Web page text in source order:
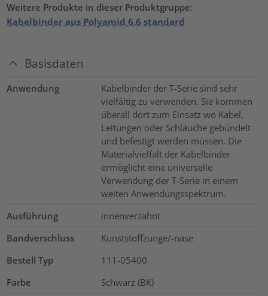
Weitere Produkte in dieser Produktgruppe:
Kabelbinder aus Polyamid 6.6 standard
Basisdaten
Anwendung
Kabelbinder der T-Serie sind sehr
vielfältig zu verwenden. Sie kommen
überall dort zum Einsatz wo Kabel,
Leitungen oder Schläuche gebündelt
und befestigt werden müssen. Die
Materialvielfalt der Kabelbinder
ermöglicht eine universelle
Verwendung der T-Serie in einem
weiten Anwendungsspektrum.
Ausführung
innenverzahnt
Bandverschluss
Kunststoffzunge/-nase
Bestell Typ
111-05400
Farbe
Schwarz (BK)